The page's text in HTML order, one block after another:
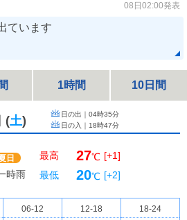
08日02:00発表
ています
1時間 10日間
(土) 日の出｜ 04時35分
日の入｜ 18時47分
日
時雨
最高 27℃ [+1]
最低
20℃ [+2]
06-12 12-18 18-24